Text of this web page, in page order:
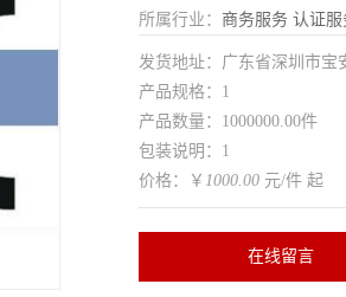
所属行业： 商务服务 认证服
发货地址：广东省深圳市宝
产品规格：1
产品数量：1000000.00件
包装说明：1
价格：￥ 1000.00 元/件 起
在线留言